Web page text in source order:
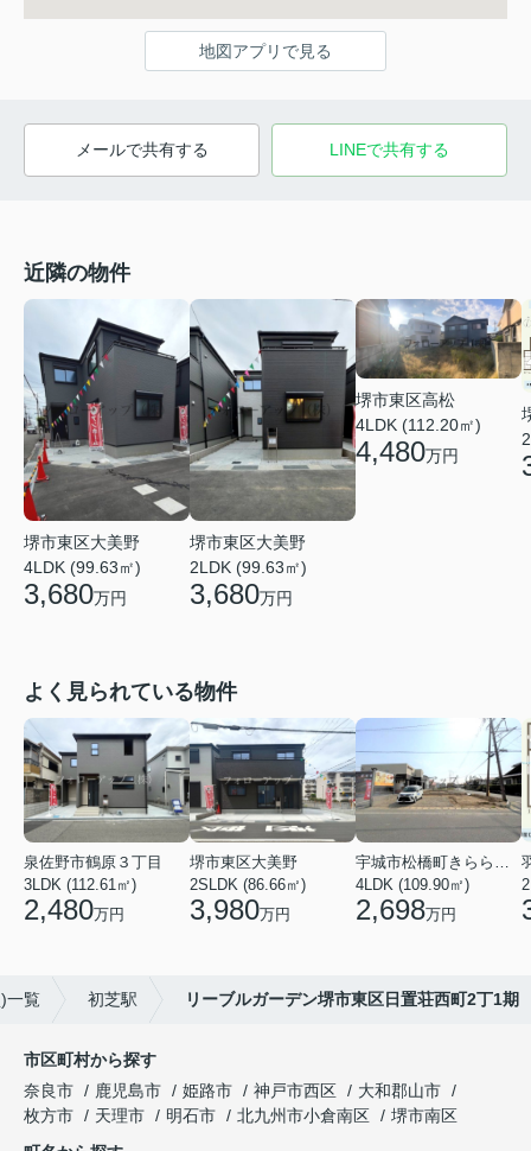
地図アプリで見る
メールで共有する LINEで共有する
近隣の物件
堺市東区大美野
4LDK (99.63㎡)
3,680万円
堺市東区大美野
2LDK (99.63㎡)
3,680万円
堺市東区高松
4LDK (112.20㎡)
4,480万円
よく見られている物件
泉佐野市鶴原３丁目
3LDK (112.61㎡)
2,480万円
堺市東区大美野
2SLDK (86.66㎡)
3,980万円
4LDK (109.90㎡)
2,698万円
一覧 初芝駅 リーブルガーデン堺市東区日置荘西町2丁1期
市区町村から探す
奈良市
鹿児島市 姫路市 神戸市西区
大和郡山市
枚方市
天理市 明石市 北九州市小倉南区
堺市南区